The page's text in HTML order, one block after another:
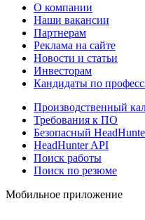
О компании
Наши вакансии
Партнерам
Реклама на сайте
Новости и статьи
Инвесторам
Кандидаты по
Производственный
Требования к ПО
Безопасный
HeadHunter API
Поиск работы
Поиск по резюме
Мобильное приложение